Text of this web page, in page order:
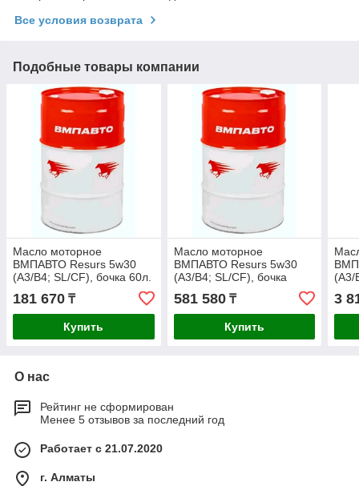
Все условия возврата
Подобные товары компании
Масло моторное
ВМПАВТО Resurs 5w30
(A3/B4; SL/CF), бочка 60л.
181 670 ₸
Купить
Масло моторное
ВМПАВТО Resurs 5w30
(A3/B4; SL/CF), бочка
581 580₸
Купить
(A3/
3
О нас
Рейтинг не сформирован
Менее 5 отзывов за последний год
Работает с 21.07.2020
г. Алматы